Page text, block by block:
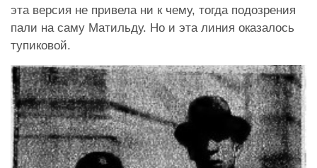
эта версия не привела ни к чему, тогда подозрения
пали на саму Матильду. Но и эта линия оказалось
тупиковой.